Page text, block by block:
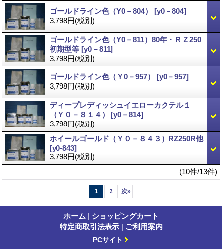
ゴールドライン色（Y0－804） [y0－804]
3,798円(税別)
ゴールドライン色（Y0－811）80年・ＲＺ250
初期型等 [y0－811]
3,798円(税別)
ゴールドライン色（Ｙ0－957） [y0－957]
3,798円(税別)
ディープレディッシュイエローカクテル１
（Ｙ０－８１４） [y0－814]
3,798円(税別)
ホイールゴールド（Ｙ０－８４３）RZ250R他
[y0-843]
3,798円(税別)
(10件/13件)
1 2 次»
ホーム | ショッピングカート
特定商取引法表示 | ご利用案内
PCサイト